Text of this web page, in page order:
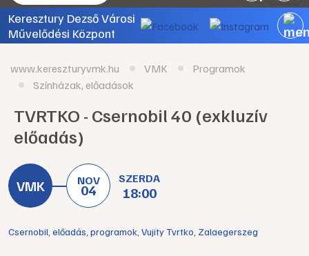
Keresztury Dezső Városi
Művelődési Központ
www.kereszturyvmk.hu VMK
Programok
Színházak, előadások
TVRTKO - Csernobil 40 (exkluzív
előadás)
NOV
04
SZERDA
18:00
Csernobil előadás programok Vujity Tvrtko Zalaegerszeg